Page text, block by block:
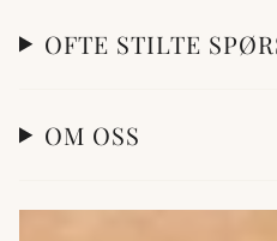
OFTE STILTE
OM OSS